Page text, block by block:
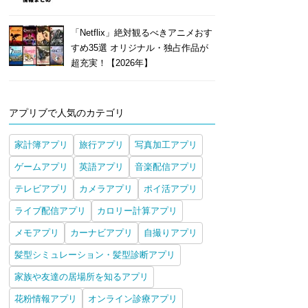
「Netflix」絶対観るべきアニメおす
すめ35選 オリジナル・独占作品が
超充実！【2026年】
アプリブで人気のカテゴリ
家計簿アプリ 旅行アプリ 写真加工アプリ
ゲームアプリ 英語アプリ 音楽配信アプリ
テレビアプリ カメラアプリ ポイ活アプリ
ライブ配信アプリ カロリー計算アプリ
メモアプリ カーナビアプリ 自撮りアプリ
髪型シミュレーション・髪型診断アプリ
家族や友達の居場所を知るアプリ
花粉情報アプリ オンライン診療アプリ